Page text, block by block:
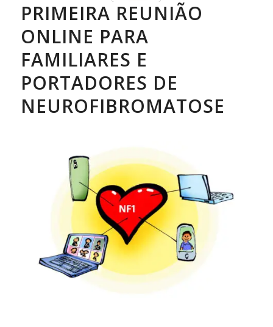
PRIMEIRA REUNIÃO
ONLINE PARA
FAMILIARES E
PORTADORES DE
NEUROFIBROMATOSE